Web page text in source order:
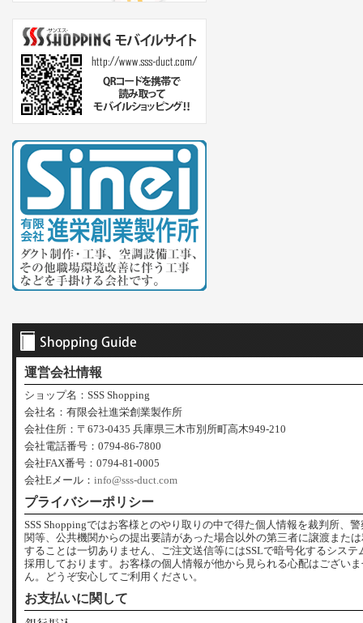
運営会社情報
ショップ名：SSS Shopping
会社名：有限会社進栄創業製作所
会社住所：〒673-0435 兵庫県三木市別所町高木949-210
会社電話番号：0794-86-7800
会社FAX番号：0794-81-0005
会社Eメール： info@sss-duct.com
プライバシーポリシー
SSS Shoppingではお客様とのやり取りの中で得た個人情報を裁判所、
関等、公共機関からの提出要請があった場合以外の第三者に譲渡また
することは一切ありません、ご注文送信等にはSSLで暗号化するシステ
採用しております。お客様の個人情報が他から見られる心配はござい
ん。どうぞ安心してご利用ください。
お支払いに関して